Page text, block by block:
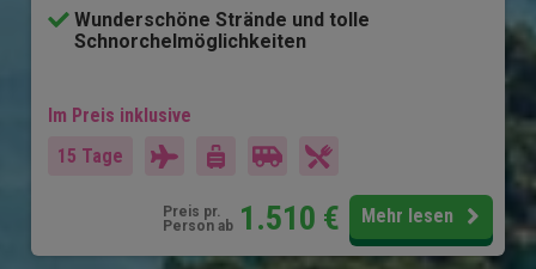
Wunderschöne Strände und tolle
Schnorchelmöglichkeiten
Im Preis inklusive
15 Tage
Preis pr.
Person ab 1.510 € Mehr lesen